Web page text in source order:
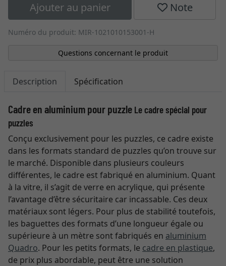
Ajouter au panier Note
Numéro du produit: MIR-1021010153001-H
Questions concernant le produit
Description Spécification
Cadre en aluminium pour puzzle Le cadre spécial pour
puzzles
Conçu exclusivement pour les puzzles, ce cadre existe
dans les formats standard de puzzles qu’on trouve sur
le marché. Disponible dans plusieurs couleurs
différentes, le cadre est fabriqué en aluminium. Quant
à la vitre, il s’agit de verre en acrylique, qui présente
l’avantage d’être sécuritaire car incassable. Ces deux
matériaux sont légers. Pour plus de stabilité toutefois,
les baguettes des formats d’une longueur égale ou
supérieure à un mètre sont fabriqués en aluminium
Quadro. Pour les petits formats, le cadre en plastique,
de prix plus abordable, peut être une solution